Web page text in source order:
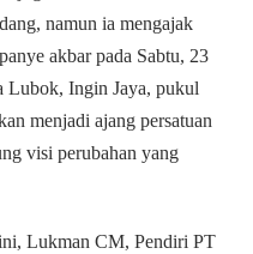
namun ia mengajak
akbar pada Sabtu, 23
Lubok, Ingin Jaya, pukul
menjadi ajang persatuan
visi perubahan yang
Lukman CM, Pendiri PT